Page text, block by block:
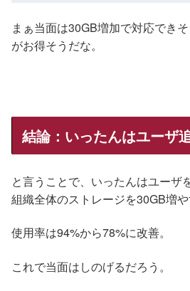
まぁ当面は30GB増加で対応でき
がお得そうだな。
結論：いったんはユーザ
と言うことで、いったんはユーザ
組織全体のストレージを30GB増や
使用率は94%から78%に改善。
これで当面はしのげるだろう。